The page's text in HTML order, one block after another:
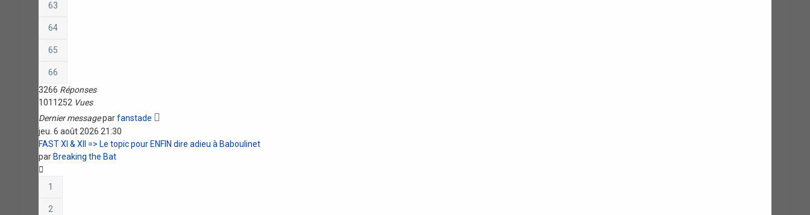
63
64
65
66
3266 Réponses
1011252 Vues
Dernier messageparfanstade
jeu. 6 août 2026 21:30
FAST XI & XII => Le topic pour ENFIN dire adieu à Baboulinet
par Breaking the Bat
1
2